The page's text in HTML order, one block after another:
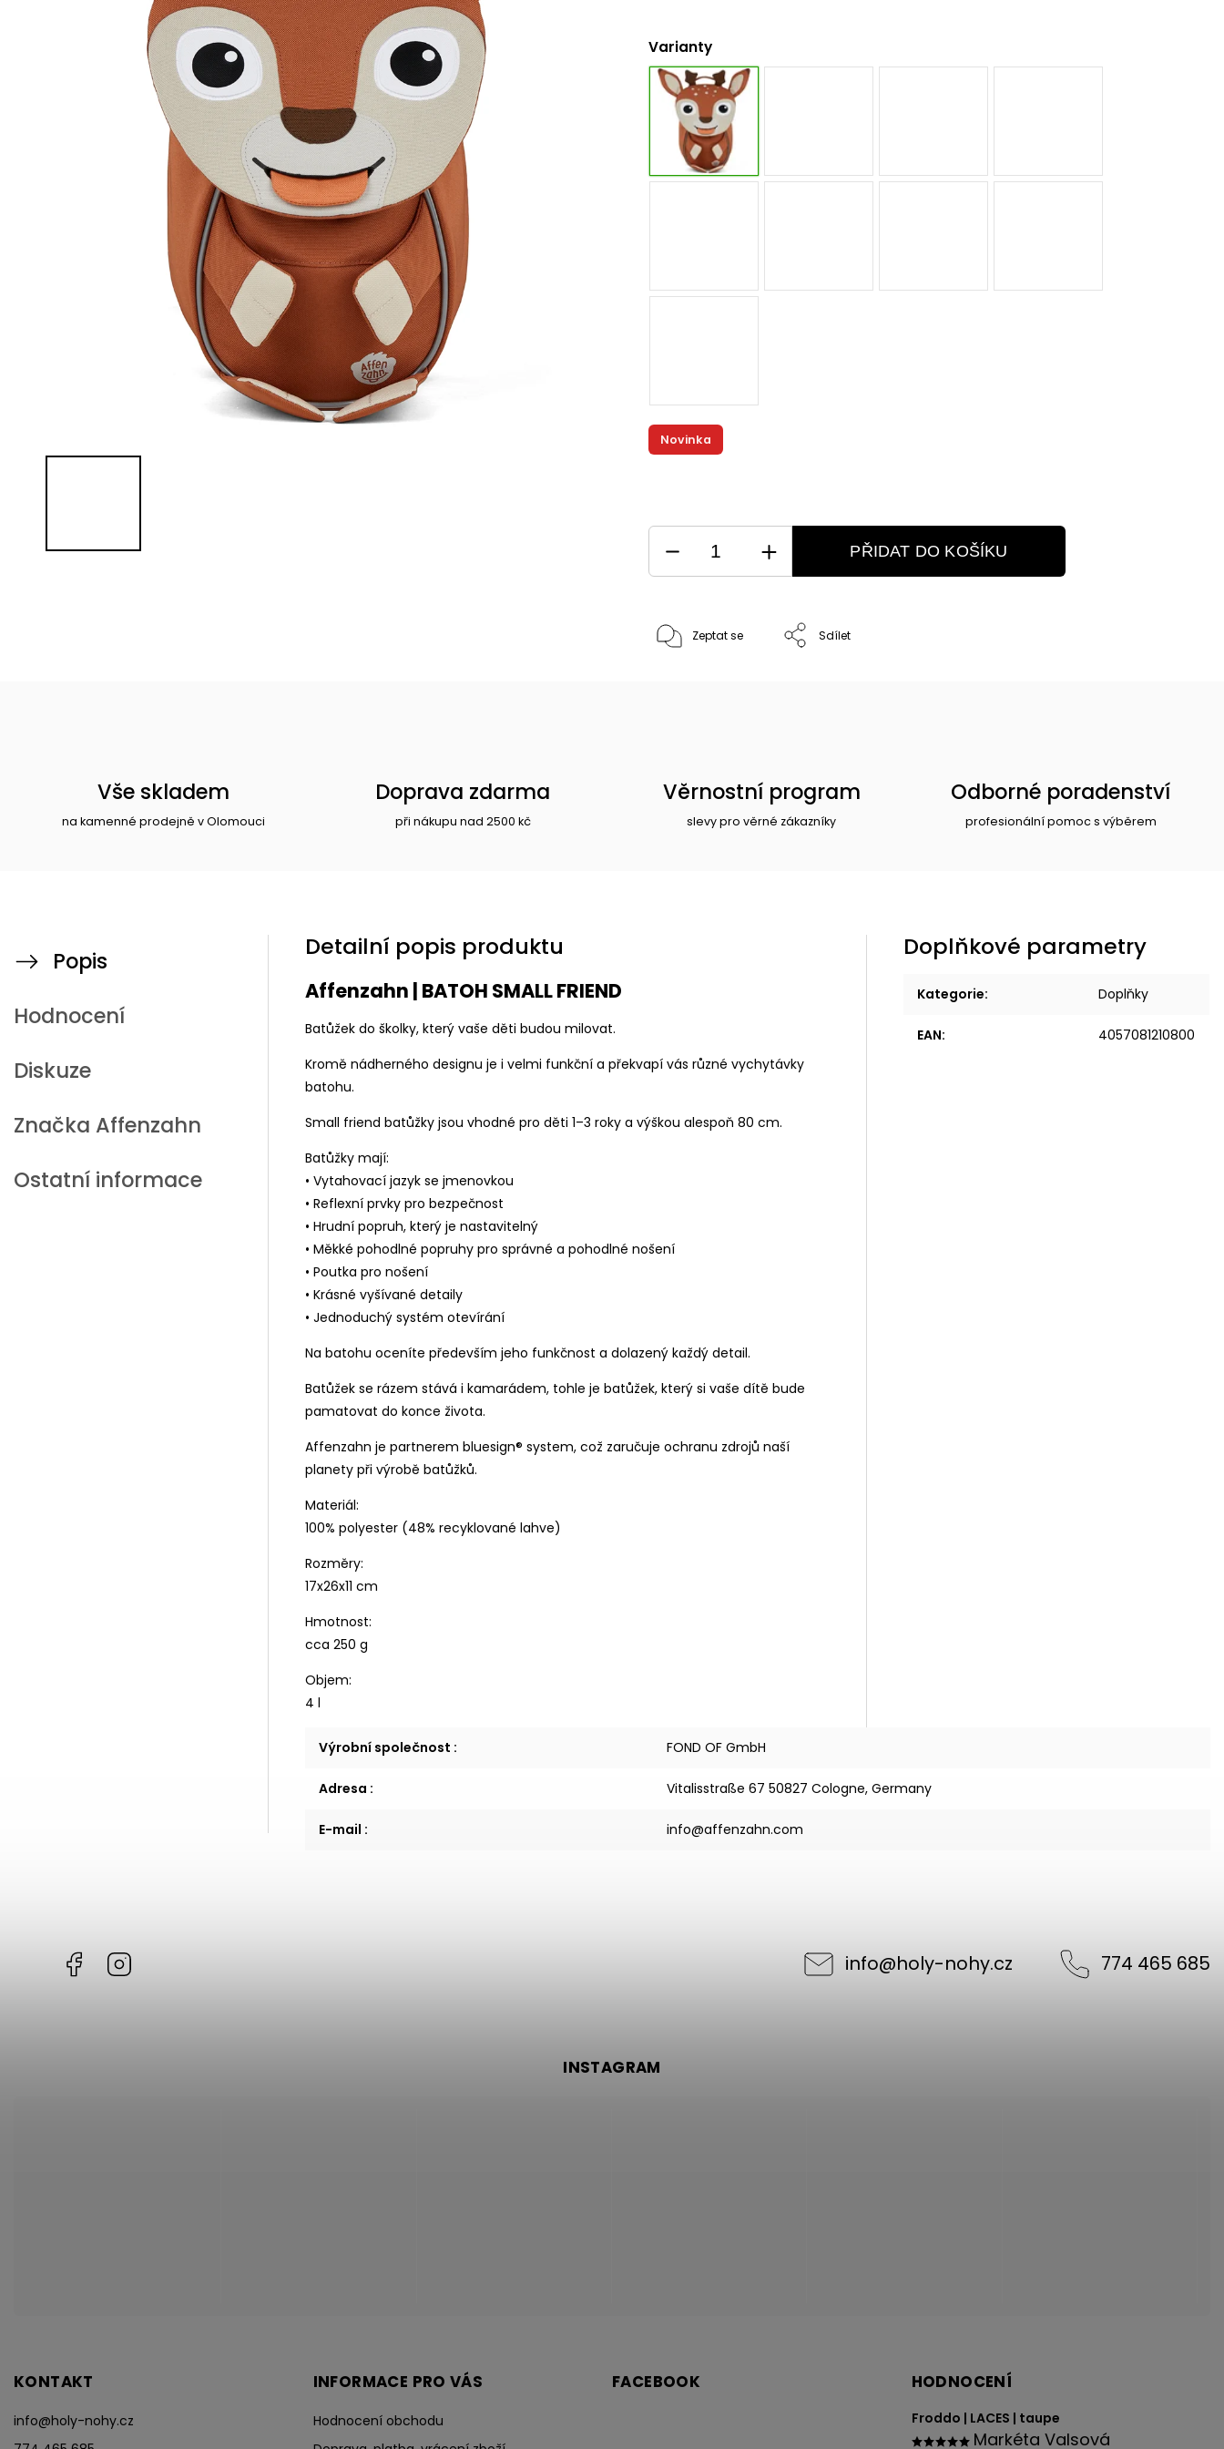
Varianty
Novinka
PŘIDAT DO KOŠÍKU
Zeptat se Sdílet
Vše skladem
na kamenné prodejně v Olomouci
Doprava zdarma
při nákupu nad 2500 kč
Věrnostní program
slevy pro věrné zákazníky
Odborné poradenství
profesionální pomoc s výběrem
Popis
Hodnocení
Diskuze
Značka Affenzahn
Ostatní informace
Detailní popis produktu
Affenzahn | BATOH SMALL FRIEND
Batůžek do školky, který vaše děti budou milovat.
Kromě nádherného designu je i velmi funkční a překvapí vás různé vychytávky
batohu.
Small friend batůžky jsou vhodné pro děti 1–3 roky a výškou alespoň 80 cm.
Batůžky mají:
• Vytahovací jazyk se jmenovkou
• Reflexní prvky pro bezpečnost
• Hrudní popruh, který je nastavitelný
• Měkké pohodlné popruhy pro správné a pohodlné nošení
• Poutka pro nošení
• Krásné vyšívané detaily
• Jednoduchý systém otevírání
Na batohu oceníte především jeho funkčnost a dolazený každý detail.
Batůžek se rázem stává i kamarádem, tohle je batůžek, který si vaše dítě bude
pamatovat do konce života.
Affenzahn je partnerem bluesign® system, což zaručuje ochranu zdrojů naší
planety při výrobě batůžků.
Materiál:
100% polyester (48% recyklované lahve)
Rozměry:
17x26x11 cm
Hmotnost:
cca 250 g
Objem:
4 l
Doplňkové parametry
Kategorie: Doplňky
EAN: 4057081210800
Výrobní společnost : FOND OF GmbH
Adresa : Vitalisstraße 67 50827 Cologne, Germany
E-mail : info@affenzahn.com
Facebook info@holy-nohy.cz 774 465 685
KONTAKT
info@holy-nohy.cz
INFORMACE PRO VÁS
Hodnocení obchodu
FACEBOOK
INSTAGRAM
HODNOCENÍ
Froddo | LACES | taupe
Markéta Valsová